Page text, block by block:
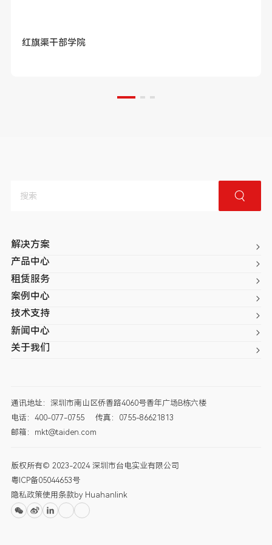
红旗渠干部学院
解决方案
产品中心
租赁服务
案例中心
技术支持
新闻中心
关于我们
通讯地址：深圳市南山区侨香路4060号香年广场B栋六楼
电话：400-077-0755
传真：0755-86621813
邮箱：mkt@taiden.com
版权所有© 2023-2024 深圳市台电实业有限公司
粤ICP备05044653号
隐私政策使用条款 by Huahanlink